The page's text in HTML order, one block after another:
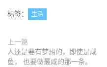
标签： 生活
上一篇
人还是要有梦想的，即使是咸
鱼， 也要做最咸的那一条。